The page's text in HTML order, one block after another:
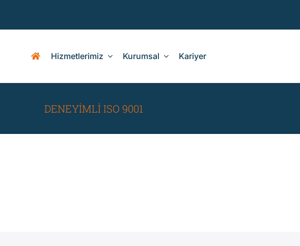
Hizmetlerimiz Kurumsal Kariyer
DENEYİMLİ ISO 9001